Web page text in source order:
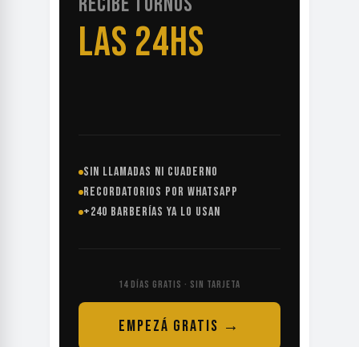
LAS 24HS
SIN LLAMADAS NI CUADERNO
RECORDATORIOS POR WHATSAPP
+240 BARBERÍAS YA LO USAN
14 DÍAS GRATIS · SIN TARJETA
EMPEZÁ GRATIS →